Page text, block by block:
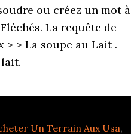
ou créez un mot à
La requête de
> > La soupe au Lait .
Un Terrain Aux Usa,